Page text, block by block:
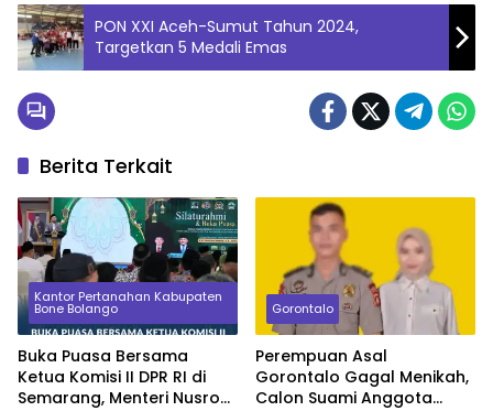
PON XXI Aceh-Sumut Tahun 2024,
Targetkan 5 Medali Emas
Berita Terkait
Kantor Pertanahan Kabupaten
Bone Bolango
Buka Puasa Bersama
Ketua Komisi II DPR RI di
Semarang, Menteri Nusron
Gorontalo
Perempuan Asal
Gorontalo Gagal Menikah,
Calon Suami Anggota